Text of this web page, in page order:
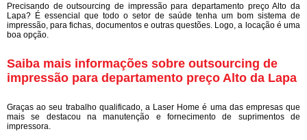
Precisando de outsourcing de impressão para departamento preço Alto da
Lapa? É essencial que todo o setor de saúde tenha um bom sistema de
impressão, para fichas, documentos e outras questões. Logo, a locação é uma
boa opção.
Saiba mais informações sobre outsourcing de
impressão para departamento preço Alto da Lapa
Graças ao seu trabalho qualificado, a Laser Home é uma das empresas que
mais se destacou na manutenção e fornecimento de suprimentos de
impressora.